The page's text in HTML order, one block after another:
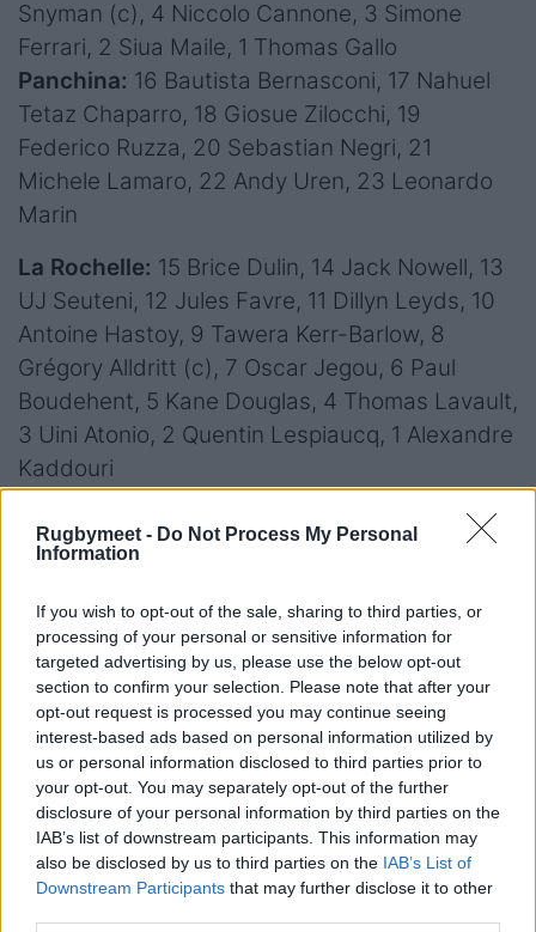
Rugbymeet - Do Not Process My Personal
Information
If you wish to opt-out of the sale, sharing to third parties, or
processing of your personal or sensitive information for
targeted advertising by us, please use the below opt-out
section to confirm your selection. Please note that after your
opt-out request is processed you may continue seeing
interest-based ads based on personal information utilized by
us or personal information disclosed to third parties prior to
your opt-out. You may separately opt-out of the further
disclosure of your personal information by third parties on the
IAB’s list of downstream participants. This information may
also be disclosed by us to third parties on the IAB’s List of
Downstream Participants that may further disclose it to other
Snyman (c), 4 Niccolo Cannone, 3 Simone
Ferrari, 2 Siua Maile, 1 Thomas Gallo
Panchina: 16 Bautista Bernasconi, 17 Nahuel
Tetaz Chaparro, 18 Giosue Zilocchi, 19
Federico Ruzza, 20 Sebastian Negri, 21
Michele Lamaro, 22 Andy Uren, 23 Leonardo
Marin
La Rochelle: 15 Brice Dulin, 14 Jack Nowell, 13
UJ Seuteni, 12 Jules Favre, 11 Dillyn Leyds, 10
Antoine Hastoy, 9 Tawera Kerr-Barlow, 8
Grégory Alldritt (c), 7 Oscar Jegou, 6 Paul
Boudehent, 5 Kane Douglas, 4 Thomas Lavault,
3 Uini Atonio, 2 Quentin Lespiaucq, 1 Alexandre
Kaddouri
18 Georges-Henri Colombe, 19 Ultan Dillane,
20 Levani Botia, 21 Matthias Haddad, 22 Hoani
Bosmorin, 23 Hugo Reus
Stadio Monigo
Arbitro:Matthew Carley (Eng)
Assistenti:Hamish Smales (Eng), Simon
Harding (Eng)
TMO:Ian Tempest (Eng)